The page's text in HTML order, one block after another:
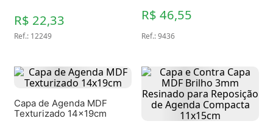
R$ 22,33
Ref.: 12249
R$ 46,55
Ref.:9436
Capa de Agenda MDF
Texturizado 14x19cm